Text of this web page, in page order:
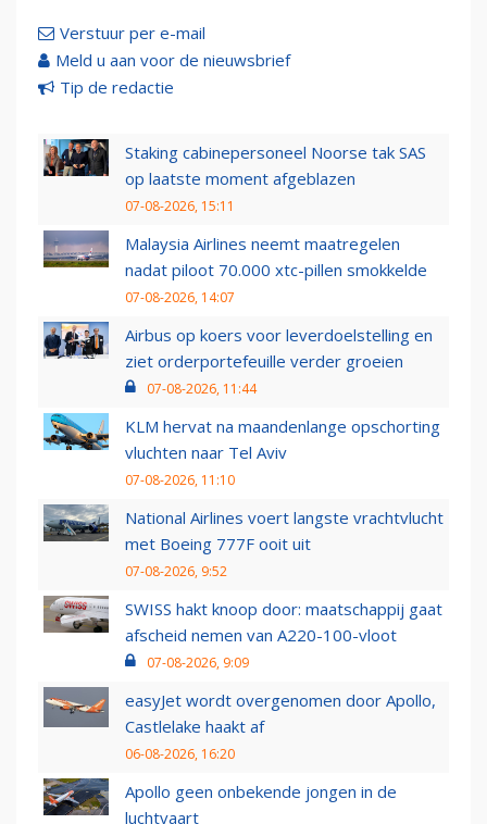
Verstuur per e-mail
Meld u aan voor de nieuwsbrief
Tip de redactie
Staking cabinepersoneel Noorse tak SAS
op laatste moment afgeblazen
07-08-2026, 15:11
Malaysia Airlines neemt maatregelen
nadat piloot 70.000 xtc-pillen smokkelde
07-08-2026, 14:07
Airbus op koers voor leverdoelstelling en
ziet orderportefeuille verder groeien
07-08-2026, 11:44
KLM hervat na maandenlange opschorting
vluchten naar Tel Aviv
07-08-2026, 11:10
National Airlines voert langste vrachtvlucht
met Boeing 777F ooit uit
07-08-2026, 9:52
SWISS hakt knoop door: maatschappij gaat
afscheid nemen van A220-100-vloot
07-08-2026, 9:09
easyJet wordt overgenomen door Apollo,
Castlelake haakt af
06-08-2026, 16:20
Apollo geen onbekende jongen in de
luchtvaart